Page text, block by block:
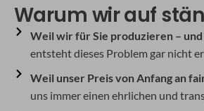
Warum wir auf
Weil wir für Sie produzieren – und
entsteht dieses Problem gar nicht
Weil unser Preis von Anfang an
uns immer einen ehrlichen und